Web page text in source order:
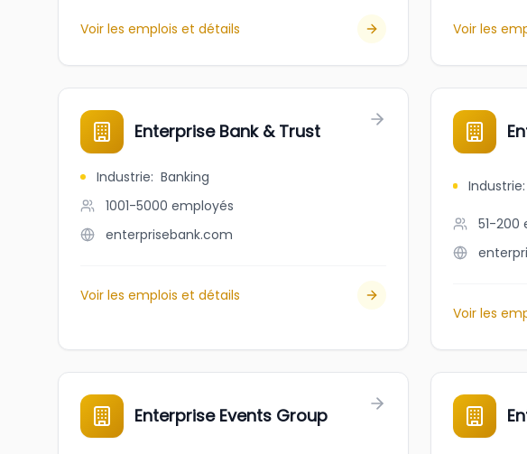
Voir les emplois et détails Voir les
Enterprise Bank & Trust
Industrie: Banking
1001-5000 employés
enterprisebank.com
Voir les emplois et détails
Industrie:
51-200
Voir les
Enterprise Events Group